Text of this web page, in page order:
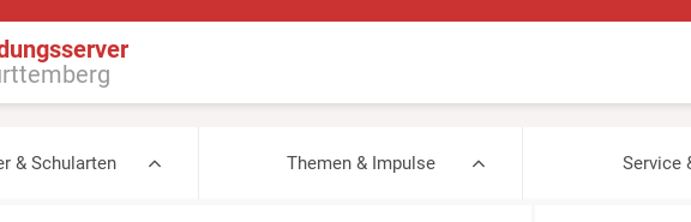
& Schularten Themen & Impulse Service